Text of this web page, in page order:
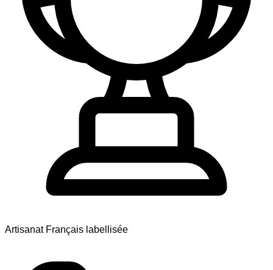
Artisanat Français labellisée